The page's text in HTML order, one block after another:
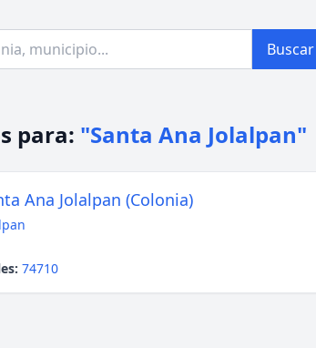
Buscar
para: "Santa Ana Jolalpan"
Ana Jolalpan (Colonia)
74710